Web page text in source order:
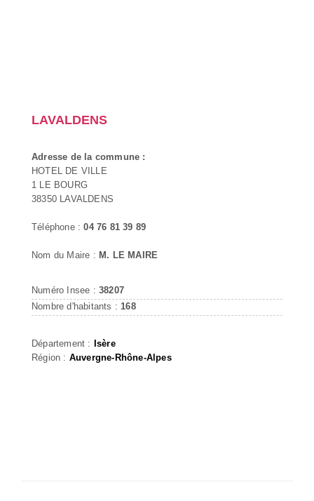
LAVALDENS
Adresse de la commune :
HOTEL DE VILLE
1 LE BOURG
38350 LAVALDENS
Téléphone :04 76 81 39 89
Nom du Maire : M. LE MAIRE
Numéro Insee : 38207
Nombre d'habitants : 168
Département : Isère
Région : Auvergne-Rhône-Alpes